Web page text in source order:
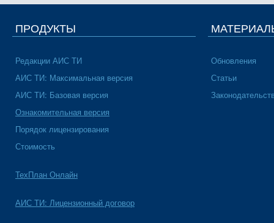
ПРОДУКТЫ
Редакции АИС ТИ
АИС ТИ: Максимальная версия
АИС ТИ: Базовая версия
Ознакомительная версия
Порядок лицензирования
Стоимость
ТехПлан Онлайн
АИС ТИ: Лицензионный договор
Обновления
Статьи